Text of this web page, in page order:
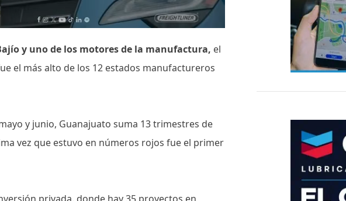
y uno de los motores de la manufactura, el
el más alto de los 12 estados manufactureros
y junio, Guanajuato suma 13 trimestres de
vez que estuvo en números rojos fue el primer